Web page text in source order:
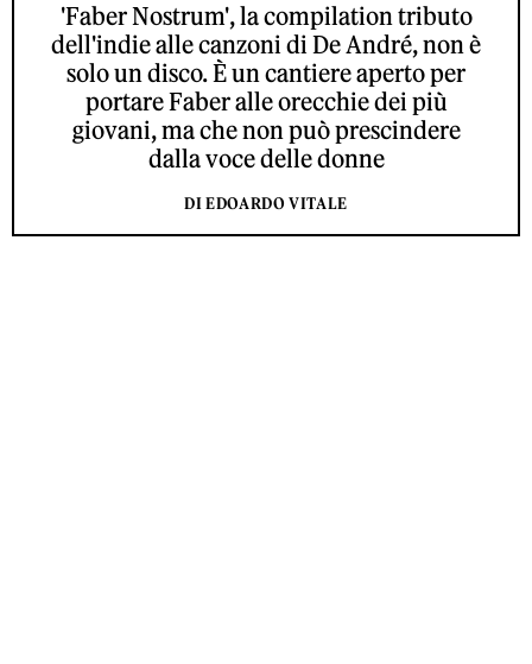
'Faber Nostrum', la compilation tributo
dell'indie alle canzoni di De André, non è
solo un disco. È un cantiere aperto per
portare Faber alle orecchie dei più
giovani, ma che non può prescindere
dalla voce delle donne
DI EDOARDO VITALE